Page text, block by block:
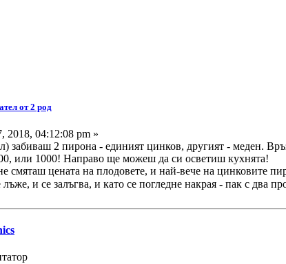
от 2 род
2018, 04:12:08 pm »
забиваш 2 пирона - единият цинков, другият - меден.
или 1000! Направо ще можеш да си осветиш кухнята!
смяташ цената на плодовете, и най-вече на цинковите
и се залъгва, и като се погледне накрая - пак с два